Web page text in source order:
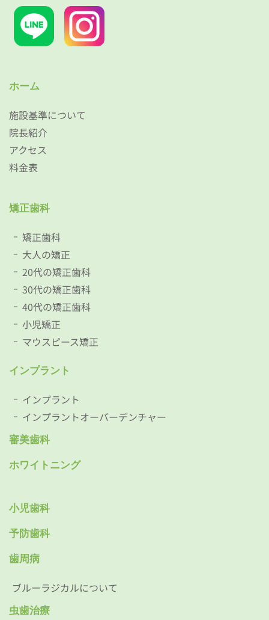
ホーム
施設基準について
院長紹介
アクセス
料金表
矯正歯科
矯正歯科
大人の矯正
20代の矯正歯科
30代の矯正歯科
40代の矯正歯科
小児矯正
マウスピース矯正
インプラント
インプラント
インプラントオーバーデンチャー
審美歯科
ホワイトニング
小児歯科
予防歯科
歯周病
ブルーラジカルについて
虫歯治療